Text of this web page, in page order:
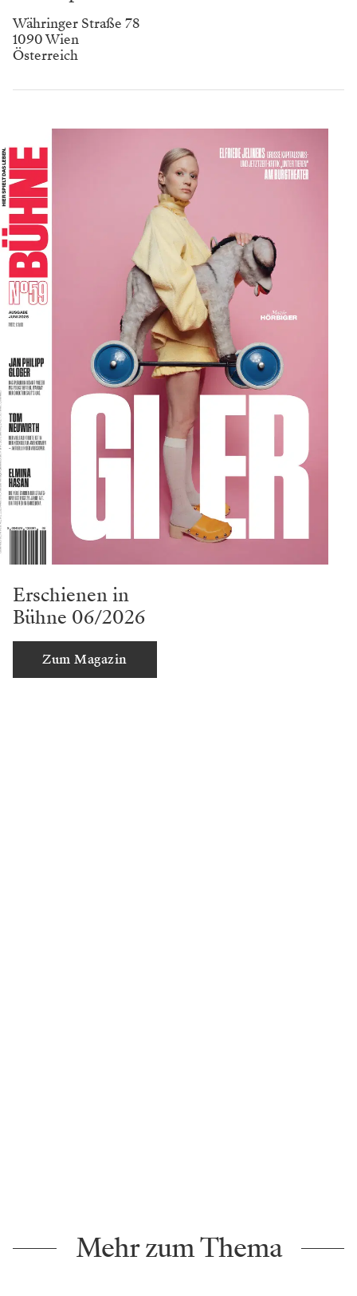
Währinger Straße 78
1090 Wien
Österreich
Erschienen in
Bühne 06/2026
Zum Magazin
Mehr zum Thema